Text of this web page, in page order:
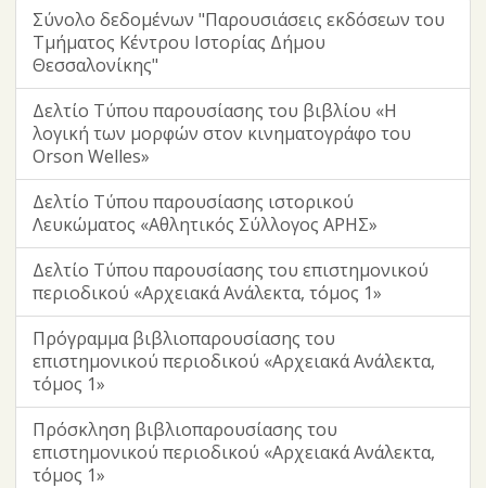
Σύνολο δεδομένων "Παρουσιάσεις εκδόσεων του
Τμήματος Κέντρου Ιστορίας Δήμου
Θεσσαλονίκης"
Δελτίο Τύπου παρουσίασης του βιβλίου «Η
λογική των μορφών στον κινηματογράφο του
Orson Welles»
Δελτίο Τύπου παρουσίασης ιστορικού
Λευκώματος «Αθλητικός Σύλλογος ΑΡΗΣ»
Δελτίο Τύπου παρουσίασης του επιστημονικού
περιοδικού «Αρχειακά Ανάλεκτα, τόμος 1»
Πρόγραμμα βιβλιοπαρουσίασης του
επιστημονικού περιοδικού «Αρχειακά Ανάλεκτα,
τόμος 1»
Πρόσκληση βιβλιοπαρουσίασης του
επιστημονικού περιοδικού «Αρχειακά Ανάλεκτα,
τόμος 1»